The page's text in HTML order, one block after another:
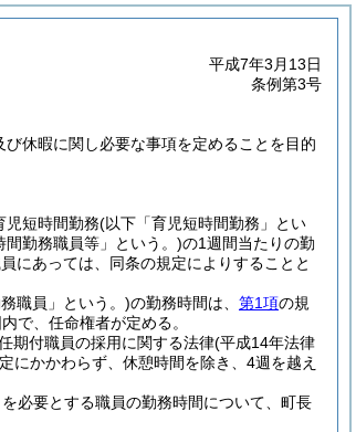
平成7年3月13日
条例第3号
休暇に関し必要な事項を定めることを目的
児短時間勤務(以下「育児短時間勤務」とい
勤務職員等」という。)の1週間当たりの勤
にあっては、同条の規定によりすることと
職員」という。)の勤務時間は、 第1項の規
で、任命権者が定める。
期付職員の採用に関する法律(平成14年法律
にかかわらず、休憩時間を除き、4週を越え
必要とする職員の勤務時間について、町長